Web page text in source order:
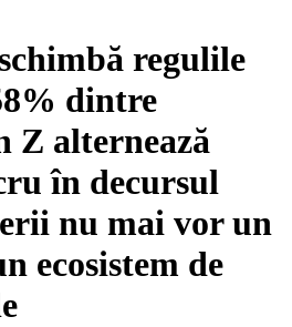
regulile
dintre
Z alternează
în decursul
nu mai vor un
ecosistem de